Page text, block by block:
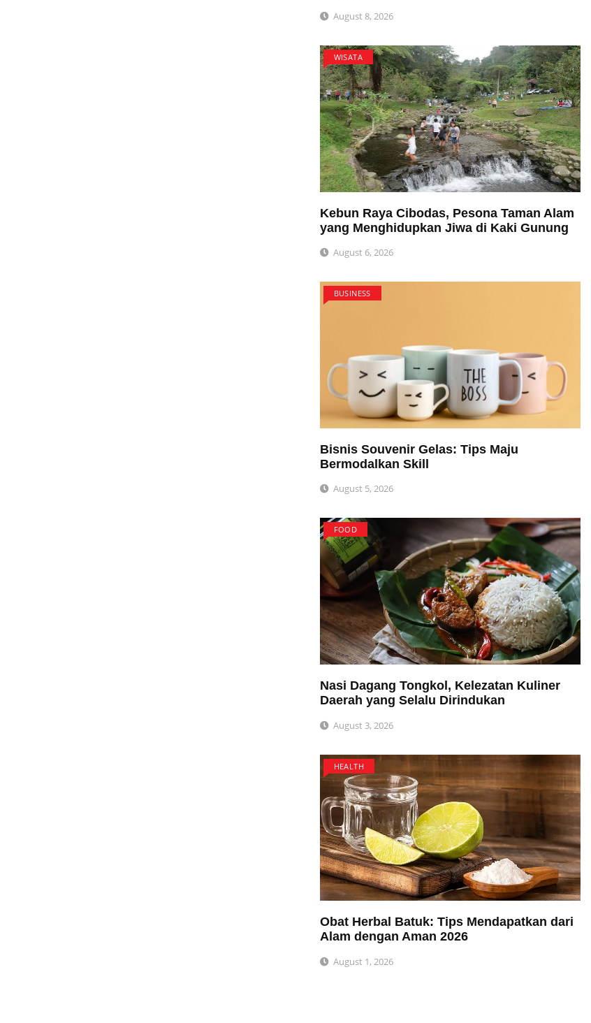
August 8, 2026
WISATA
Kebun Raya Cibodas, Pesona Taman Alam
yang Menghidupkan Jiwa di Kaki Gunung
August 6, 2026
BUSINESS
Bisnis Souvenir Gelas: Tips Maju
Bermodalkan Skill
August 5, 2026
FOOD
Nasi Dagang Tongkol, Kelezatan Kuliner
Daerah yang Selalu Dirindukan
August 3, 2026
HEALTH
Obat Herbal Batuk: Tips Mendapatkan dari
Alam dengan Aman 2026
August 1, 2026